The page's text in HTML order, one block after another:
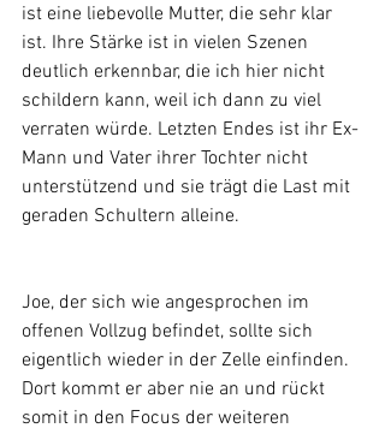
ist eine liebevolle Mutter, die sehr klar
ist. Ihre Stärke ist in vielen Szenen
deutlich erkennbar, die ich hier nicht
schildern kann, weil ich dann zu viel
verraten würde. Letzten Endes ist ihr Ex-
Mann und Vater ihrer Tochter nicht
unterstützend und sie trägt die Last mit
geraden Schultern alleine.
Joe, der sich wie angesprochen im
offenen Vollzug befindet, sollte sich
eigentlich wieder in der Zelle einfinden.
Dort kommt er aber nie an und rückt
somit in den Focus der weiteren